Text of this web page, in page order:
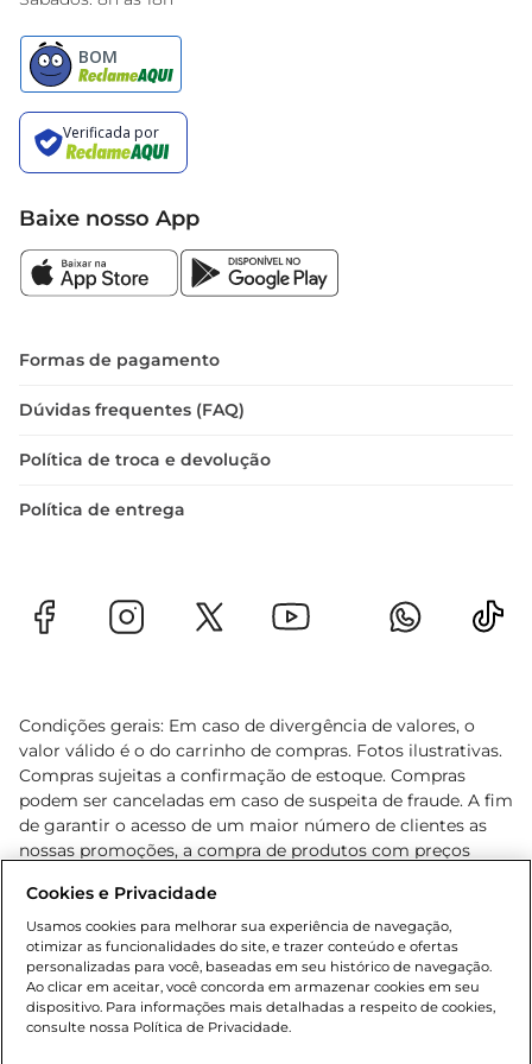
Baixe nosso App
Formas de pagamento
Dúvidas frequentes (FAQ)
Política de troca e devolução
Política de entrega
Condições gerais: Em caso de divergência de valores, o
valor válido é o do carrinho de compras. Fotos ilustrativas.
Compras sujeitas a confirmação de estoque. Compras
podem ser canceladas em caso de suspeita de fraude. A fim
de garantir o acesso de um maior número de clientes as
nossas promoções, a compra de produtos com preços
cliente. Os preços, ofertas e condições são exclusivos para
o e-commerce e válidos durante o dia de hoje, podendo
sofrer alterações sem prévia notificação. Proibida a venda
de bebidas alcoólicas para menores de 18 anos, conforme
Lei n.º 8069/90, art. 81, inciso II (Estatuto da Criança e do
Adolescente). Preços e condições exclusivos para o
Cookies e Privacidade
Usamos cookies para melhorar sua experiência de navegação,
otimizar as funcionalidades do site, e trazer conteúdo e ofertas
personalizadas para você, baseadas em seu histórico de navegação.
Ao clicar em aceitar, você concorda em armazenar cookies em seu
dispositivo. Para informações mais detalhadas a respeito de cookies,
consulte nossa Política de Privacidade.